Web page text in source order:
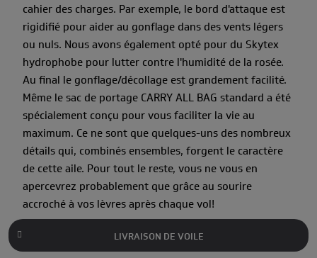
cahier des charges. Par exemple, le bord d'attaque est
rigidifié pour aider au gonflage dans des vents légers
ou nuls. Nous avons également opté pour du Skytex
hydrophobe pour lutter contre l'humidité de la rosée.
Au final le gonflage/décollage est grandement facilité.
Même le sac de portage CARRY ALL BAG standard a été
spécialement conçu pour vous faciliter la vie au
maximum. Ce ne sont que quelques-uns des nombreux
détails qui, combinés ensembles, forgent le caractère
de cette aile. Pour tout le reste, vous ne vous en
apercevrez probablement que grâce au sourire
accroché à vos lèvres après chaque vol!
LIVRAISON DE VOILE